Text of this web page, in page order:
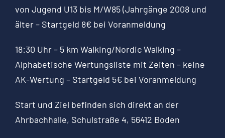
von Jugend U13 bis M/W85 (Jahrgänge 2008 und
älter – Startgeld 8€ bei Voranmeldung
18:30 Uhr – 5 km Walking/Nordic Walking –
Alphabetische Wertungsliste mit Zeiten – keine
AK-Wertung – Startgeld 5€ bei Voranmeldung
Start und Ziel befinden sich direkt an der
Ahrbachhalle, Schulstraße 4, 56412 Boden